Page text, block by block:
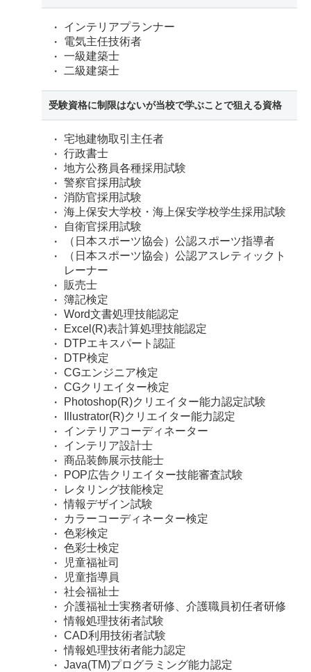
インテリアプランナー
電気主任技術者
一級建築士
二級建築士
受験資格に制限はないが当校で学ぶことで狙える資格
宅地建物取引主任者
行政書士
地方公務員各種採用試験
警察官採用試験
消防官採用試験
海上保安大学校・海上保安学校学生採用試験
自衛官採用試験
（日本スポーツ協会）公認スポーツ指導者
（日本スポーツ協会）公認アスレティックト
レーナー
販売士
簿記検定
Word文書処理技能認定
Excel(R)表計算処理技能認定
DTPエキスパート認証
DTP検定
CGエンジニア検定
CGクリエイター検定
Photoshop(R)クリエイター能力認定試験
Illustrator(R)クリエイター能力認定
インテリアコーディネーター
インテリア設計士
商品装飾展示技能士
POP広告クリエイター技能審査試験
レタリング技能検定
情報デザイン試験
カラーコーディネーター検定
色彩検定
色彩士検定
児童福祉司
児童指導員
社会福祉士
介護福祉士実務者研修、介護職員初任者研修
情報処理技術者試験
CAD利用技術者試験
情報処理技術者能力認定
Java(TM)プログラミング能力認定